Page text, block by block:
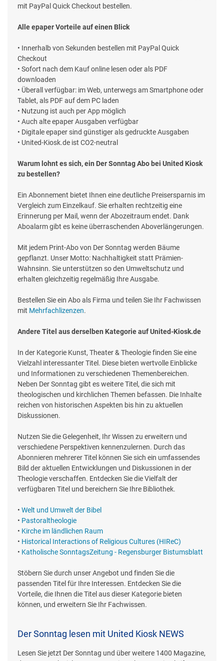
mit PayPal Quick Checkout bestellen.
Alle epaper Vorteile auf einen Blick
• Innerhalb von Sekunden bestellen mit PayPal Quick
Checkout
• Sofort nach dem Kauf online lesen oder als PDF
downloaden
• Überall verfügbar: im Web, unterwegs am Smartphone oder
Tablet, als PDF auf dem PC laden
• Nutzung ist auch per App möglich
• Auch alte epaper Ausgaben verfügbar
• Digitale epaper sind günstiger als gedruckte Ausgaben
• United-Kiosk.de ist CO2-neutral
Warum lohnt es sich, ein Der Sonntag Abo bei United Kiosk
zu bestellen?
Ein Abonnement bietet Ihnen eine deutliche Preisersparnis im
Vergleich zum Einzelkauf. Sie erhalten rechtzeitig eine
Erinnerung per Mail, wenn der Abozeitraum endet. Dank
Aboalarm gibt es keine überraschenden Aboverlängerungen.
Mit jedem Print-Abo von Der Sonntag werden Bäume
gepflanzt. Unser Motto: Nachhaltigkeit statt Prämien-
Wahnsinn. Sie unterstützen so den Umweltschutz und
erhalten gleichzeitig regelmäßig Ihre Ausgabe.
Bestellen Sie ein Abo als Firma und teilen Sie Ihr Fachwissen
mit Mehrfachlizenzen.
Andere Titel aus derselben Kategorie auf United-Kiosk.de
In der Kategorie Kunst, Theater & Theologie finden Sie eine
Vielzahl interessanter Titel. Diese bieten wertvolle Einblicke
und Informationen zu verschiedenen Themenbereichen.
Neben Der Sonntag gibt es weitere Titel, die sich mit
theologischen und kirchlichen Themen befassen. Die Inhalte
reichen von historischen Aspekten bis hin zu aktuellen
Diskussionen.
Nutzen Sie die Gelegenheit, Ihr Wissen zu erweitern und
verschiedene Perspektiven kennenzulernen. Durch das
Abonnieren mehrerer Titel können Sie sich ein umfassendes
Bild der aktuellen Entwicklungen und Diskussionen in der
Theologie verschaffen. Entdecken Sie die Vielfalt der
verfügbaren Titel und bereichern Sie Ihre Bibliothek.
• Welt und Umwelt der Bibel
• Pastoraltheologie
• Kirche im ländlichen Raum
• Historical Interactions of Religious Cultures (HIReC)
• Katholische SonntagsZeitung - Regensburger Bistumsblatt
Stöbern Sie durch unser Angebot und finden Sie die
passenden Titel für Ihre Interessen. Entdecken Sie die
Vorteile, die Ihnen die Titel aus dieser Kategorie bieten
können, und erweitern Sie Ihr Fachwissen.
Der Sonntag lesen mit United Kiosk NEWS
Lesen Sie jetzt Der Sonntag und über weitere 1400 Magazine,